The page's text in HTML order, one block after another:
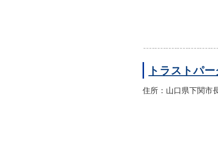
トラストパ
住所：山口県下関市